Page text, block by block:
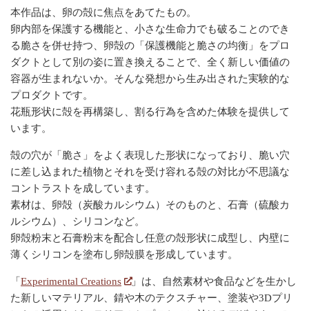
本作品は、卵の殻に焦点をあてたもの。
卵内部を保護する機能と、小さな生命力でも破ることのでき
る脆さを併せ持つ、卵殻の「保護機能と脆さの均衡」をプロ
ダクトとして別の姿に置き換えることで、全く新しい価値の
容器が生まれないか。そんな発想から生み出された実験的な
プロダクトです。
花瓶形状に殻を再構築し、割る行為を含めた体験を提供して
います。
殻の穴が「脆さ」をよく表現した形状になっており、脆い穴
に差し込まれた植物とそれを受け容れる殻の対比が不思議な
コントラストを成しています。
素材は、卵殻（炭酸カルシウム）そのものと、石膏（硫酸カ
ルシウム）、シリコンなど。
卵殻粉末と石膏粉末を配合し任意の殻形状に成型し、内壁に
薄くシリコンを塗布し卵殻膜を形成しています。
「 Experimental Creations
」は、自然素材や食品などを生かし
た新しいマテリアル、錆や木のテクスチャー、塗装や3Dプリ